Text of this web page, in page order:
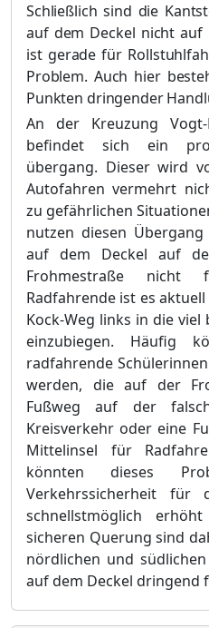
Schließlich sind die
auf dem Deckel nicht auf
ist gerade für
Problem. Auch hier
Punkten dringender
An der Kreuzung Vogt-
befindet sich ein
übergang. Dieser wird
Autofahren vermehrt
zu gefährlichen
nutzen diesen
auf dem Deckel auf
Frohmestraße nicht
Radfahrende ist es
Kock-Weg links in die
einzubiegen. Häufig
radfahrende
werden, die auf der
Fußweg auf der
Kreisverkehr oder eine
Mittelinsel für
könnten dieses
Verkehrssicherheit für
schnellstmöglich
sicheren Querung sind
nördlichen und
auf dem Deckel dringend